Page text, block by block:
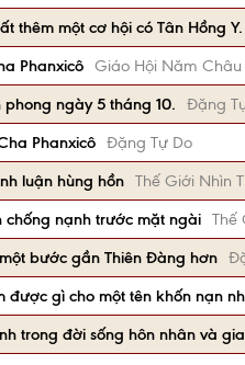
thêm một cơ hội có Tân Hồng Y.
Phanxicô Giáo Hội Năm Châu
ngày 5 tháng 10.
Đặng
Phanxicô Đặng Tự Do
luận hùng hồn Thế Giới Nhìn
chống nạnh trước mặt ngài Thế
bước gần Thiên Đàng hơn
được gì cho một tên khốn nạn
trong đời sống hôn nhân và